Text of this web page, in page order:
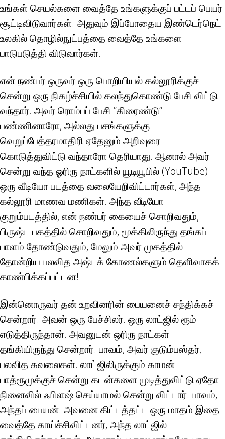
உங்கள் செயல்களை வைத்தே உங்களுக்குப் பட்டப் பெயர்
சூட்டிவிடுவார்கள். அதுவும் இப்போதைய இண்டெர்நெட்
உலகில் தொழில்நுட்பத்தை வைத்தே உங்களை
பாடுபடுத்தி விடுவார்கள்.
என் நண்பர் ஒருவர் ஒரு பொறியியல் கல்லூரிக்குச்
சென்று ஒரு நிகழ்ச்சியில் கலந்துகொண்டு பேசி விட்டு
வந்தார். அவர் ரொம்பப் பேசி “கிரைண்டு”
பண்ணினாரோ, அல்லது பசங்களுக்கு
வெறுப்பேத்தரமாதிரி ஏதேனும் அறிவுரை
கொடுத்துவிட்டு வந்தாரோ தெரியாது. ஆனால் அவர்
சென்று வந்த ஓரிரு நாட்களில் யூடியூபில் (YouTube)
ஒரு வீடியோ படத்தை வலையேறிவிட்டார்கள், அந்த
கல்லூரி மாணவ மணிகள். அந்த வீடியோ
குறும்படத்தில், என் நண்பர் கையைச் சொறிவதும்,
பிருஷ்ட பகத்தில் சொறிவதும், மூக்கிலிருந்து தங்கப்
பாளம் தோண்டுவதும், மேலும் அவர் முகத்தில்
தோன்றிய பலவித அஷ்டக் கோணல்களும் தெளிவாகக்
காண்பிக்கப்பட்டன!
இன்னொருவர் தன் உறவினரின் பையனைச் சந்திக்கச்
சென்றார். அவன் ஒரு பேச்சிலர். ஒரு லாட்ஜில் ரூம்
எடுத்திருந்தான். அவனுடன் ஒரிரு நாட்கள்
தங்கியிருந்து சென்றார். பாவம், அவர் குடும்பஸ்தர்,
பலவித கவலைகள். லாட்ஜிலிருக்கும் காமன்
பாத்ரூமுக்குச் சென்று கடன்களை முடித்துவிட்டு ஏதோ
நினைவில் ஃபிளஷ் செய்யாமல் சென்று விட்டார். பாவம்,
அந்தப் பையன். அவனை கிட்டத்தட்ட ஒரு மாதம் இதை
வைத்தே காய்ச்சிவிட்டனர், அந்த லாட்ஜில்